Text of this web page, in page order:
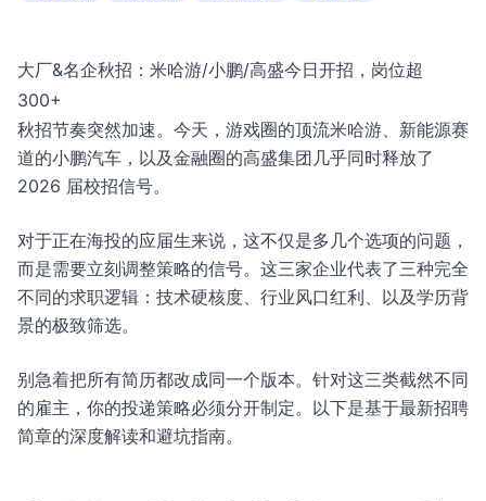
大厂&名企秋招：米哈游/小鹏/高盛今日开招，岗位超
300+
秋招节奏突然加速。今天，游戏圈的顶流米哈游、新能源赛
道的小鹏汽车，以及金融圈的高盛集团几乎同时释放了
2026 届校招信号。
对于正在海投的应届生来说，这不仅是多几个选项的问题，
而是需要立刻调整策略的信号。这三家企业代表了三种完全
不同的求职逻辑：技术硬核度、行业风口红利、以及学历背
景的极致筛选。
别急着把所有简历都改成同一个版本。针对这三类截然不同
的雇主，你的投递策略必须分开制定。以下是基于最新招聘
简章的深度解读和避坑指南。